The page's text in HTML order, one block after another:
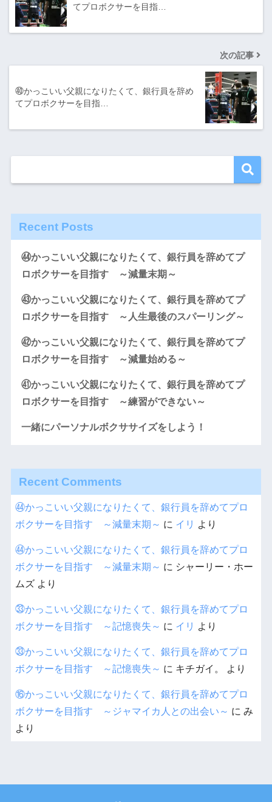
てプロボクサーを目指…
次の記事
㊵かっこいい父親になりたくて、銀行員を辞め
てプロボクサーを目指…
Recent Posts
㊹かっこいい父親になりたくて、銀行員を辞めてプ
ロボクサーを目指す ～減量末期～
㊸かっこいい父親になりたくて、銀行員を辞めてプ
ロボクサーを目指す ～人生最後のスパーリング～
㊷かっこいい父親になりたくて、銀行員を辞めてプ
ロボクサーを目指す ～減量始める～
㊶かっこいい父親になりたくて、銀行員を辞めてプ
ロボクサーを目指す ～練習ができない～
一緒にパーソナルボクササイズをしよう！
Recent Comments
㊹かっこいい父親になりたくて、銀行員を辞めてプロ
ボクサーを目指す ～減量末期～ に イリ より
㊹かっこいい父親になりたくて、銀行員を辞めてプロ
ボクサーを目指す ～減量末期～ に シャーリー・ホー
ムズより
㉝かっこいい父親になりたくて、銀行員を辞めてプロ
ボクサーを目指す ～記憶喪失～ に イリ より
㉝かっこいい父親になりたくて、銀行員を辞めてプロ
ボクサーを目指す ～記憶喪失～ に キチガイ。 より
⑯かっこいい父親になりたくて、銀行員を辞めてプロ
ボクサーを目指す ～ジャマイカ人との出会い～ に み
より